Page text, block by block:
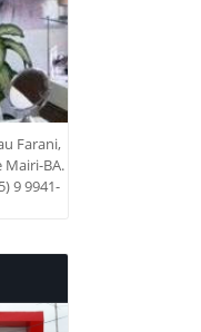
Farani,
Mairi-BA.
9 9941-